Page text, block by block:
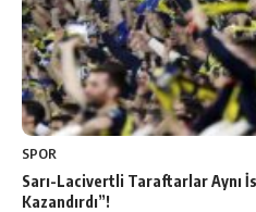
SPOR
Sarı-Lacivertli Taraftarlar Aynı
Kazandırdı”!